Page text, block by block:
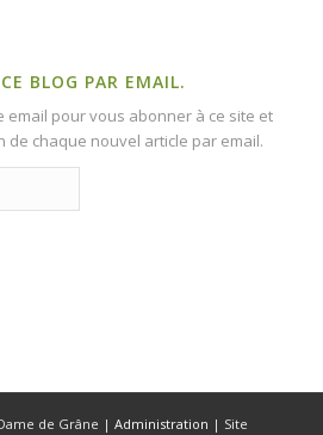
BLOG PAR EMAIL.
email pour vous abonner à ce site et
de chaque nouvel article par email.
de Grâne | Administration | Site